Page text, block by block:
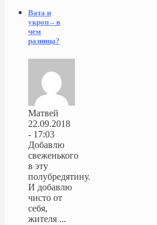
Вата и
укроп – в
чем
разница?
Матвей
22.09.2018
- 17:03
Добавлю
свеженького
в эту
полубредятину.
И добавлю
чисто от
себя,
жителя ...